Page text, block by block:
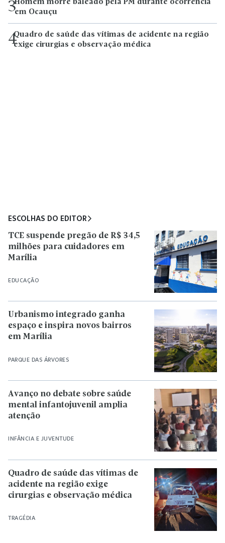
3Homem morre baleado pela PM durante ocorrência
em Ocauçu
4Quadro de saúde das vítimas de acidente na região
exige cirurgias e observação médica
ESCOLHAS DO EDITOR
EDUCAÇÃO
TCE suspende pregão de R$ 34,5
milhões para cuidadores em
Marília
PARQUE DAS ÁRVORES
Urbanismo integrado ganha
espaço e inspira novos bairros
em Marília
INFÂNCIA E JUVENTUDE
Avanço no debate sobre saúde
mental infantojuvenil amplia
atenção
TRAGÉDIA
Quadro de saúde das vítimas de
acidente na região exige
cirurgias e observação médica